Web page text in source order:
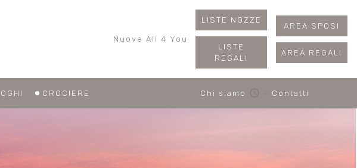
Nuove Ali 4 You
LISTE NOZZE
LISTE
REGALI
AREA SPOSI
AREA REGALI
Chi siamo Contatti
CROCIERE